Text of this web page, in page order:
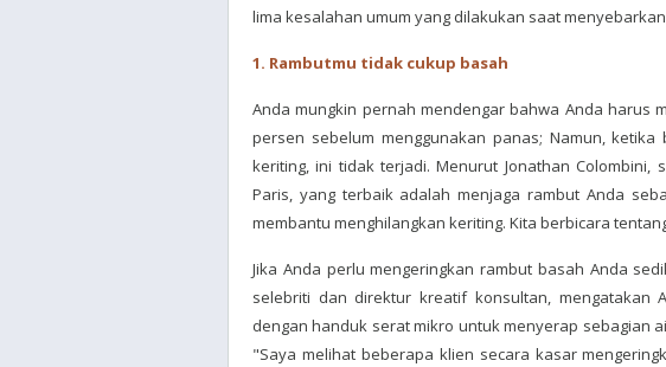
lima kesalahan umum yang dilakukan saat
1. Rambutmu tidak cukup basah
Anda mungkin pernah mendengar bahwa Anda harus
persen sebelum menggunakan panas; Namun,
keriting, ini tidak terjadi. Menurut Jonathan Colombini,
Paris, yang terbaik adalah menjaga rambut Anda
membantu menghilangkan keriting. Kita berbicara
Jika Anda perlu mengeringkan rambut basah Anda
selebriti dan direktur kreatif konsultan, mengatakan
dengan handuk serat mikro untuk menyerap sebagian
"Saya melihat beberapa klien secara kasar